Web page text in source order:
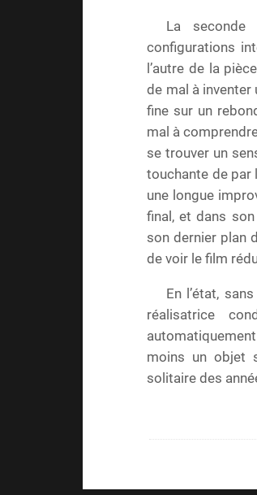
La
configurations
l’autre de la
de mal à
fine sur un
mal à
se trouver un
touchante de par
une longue
final, et dans
son dernier plan
de voir le film
En l’état,
réalisatrice
moins un objet
solitaire des